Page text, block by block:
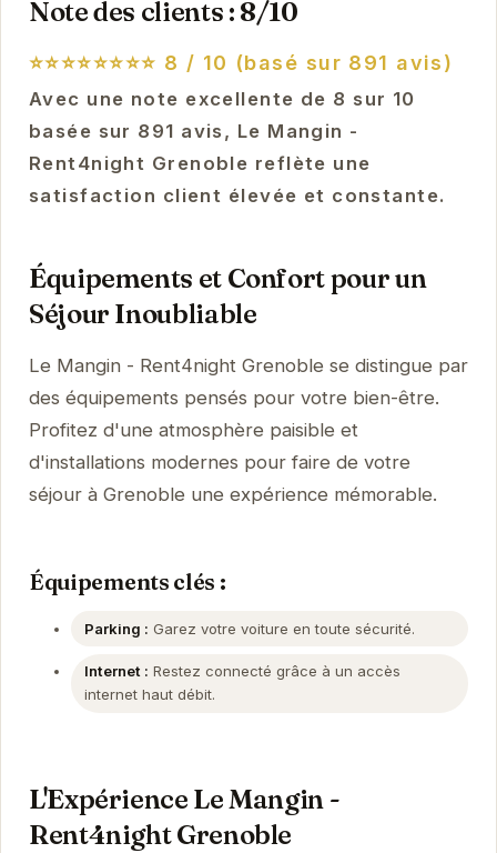
Note des clients : 8/10
⭐⭐⭐⭐⭐⭐⭐⭐ 8 / 10 (basé sur 891 avis)
Avec une note excellente de 8 sur 10
basée sur 891 avis, Le Mangin -
Rent4night Grenoble reflète une
satisfaction client élevée et constante.
Équipements et Confort pour un
Séjour Inoubliable
Le Mangin - Rent4night Grenoble se distingue par
des équipements pensés pour votre bien-être.
Profitez d'une atmosphère paisible et
d'installations modernes pour faire de votre
séjour à Grenoble une expérience mémorable.
Équipements clés :
Parking : Garez votre voiture en toute sécurité.
Internet : Restez connecté grâce à un accès
internet haut débit.
L'Expérience Le Mangin -
Rent4night Grenoble